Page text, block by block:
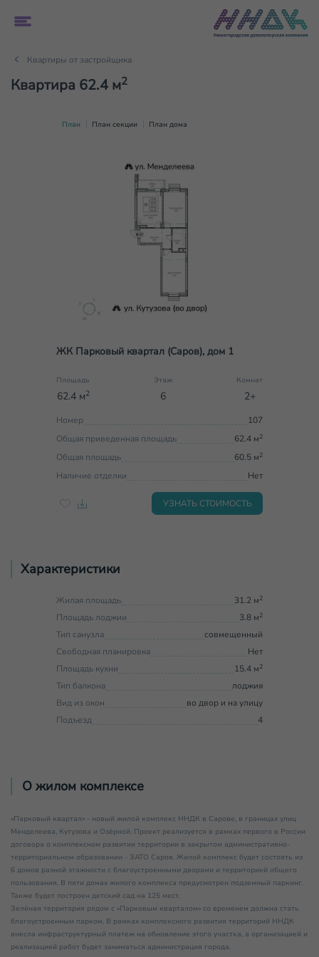
Квартиры от застройщика
Квартира 62.4 м2
План План секции План дома
ЖК Парковый квартал (Саров), дом 1
Площадь
62.4 м2
Этаж
6
Комнат
2+
Номер
107
Общая приведенная площадь
62.4 м2
Общая площадь 60.5 м2
Наличие отделки Нет
УЗНАТЬ СТОИМОСТЬ
Характеристики
Жилая площадь 31.2 м2
Площадь лоджии 3.8 м2
Тип санузла
совмещенный
Свободная планировка
Нет
Площадь кухни
15.4 м2
Тип балкона
лоджия
Вид из окон
во двор и на улицу
Подъезд
4
О жилом комплексе
«Парковый квартал» - новый жилой комплекс ННДК в Сарове, в границах улиц
Менделеева, Кутузова и Озёрной. Проект реализуется в рамках первого в России
договора о комплексном развитии территории в закрытом административно-
территориальном образовании - ЗАТО Саров. Жилой комплекс будет состоять из
6 домов разной этажности с благоустроенными дворами и территорией общего
пользования. В пяти домах жилого комплекса предусмотрен подземный паркинг.
Также будет построен детский сад на 125 мест.
Зелёная территория рядом с «Парковым кварталом» со временем должна стать
благоустроенным парком. В рамках комплексного развития территорий ННДК
внесла инфраструктурный платеж на обновление этого участка, а организацией и
реализацией работ будет заниматься администрация города.